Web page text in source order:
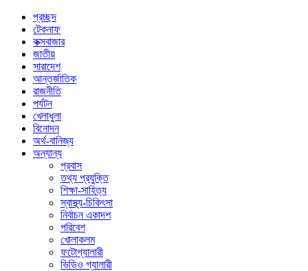
প্রচ্ছদ
টেকনাফ
কক্সবাজার
জাতীয়
সারাদেশ
আন্তর্জাতিক
রাজনীতি
পর্যটন
খেলাধুলা
বিনোদন
অর্থ-বানিজ্য
অন্যান্য
প্রবাস
তথ্য প্রযুক্তি
শিক্ষা-সাহিত্য
স্বাস্থ্য-চিকিৎসা
নির্বাচন একাদশ
পরিবেশ
খোলাকলম
ফটোগ্যালারী
ভিডিও গ্যালারী